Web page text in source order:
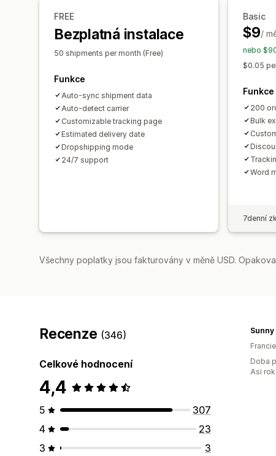
FREE
Bezplatná instalace
50 shipments per month (Free)
Funkce
Auto-sync shipment data
Auto-detect carrier
Customizable tracking page
Estimated delivery date
Dropshipping mode
24/7 support
Basic
$9/
nebo
$0.05
Funkce
200
Bulk
Word
7denní
Všechny poplatky jsou fakturovány v měně USD.
Recenze (346)
Celkové hodnocení
4,4
5
307
4
23
3
3
Francie
Doba
Asi